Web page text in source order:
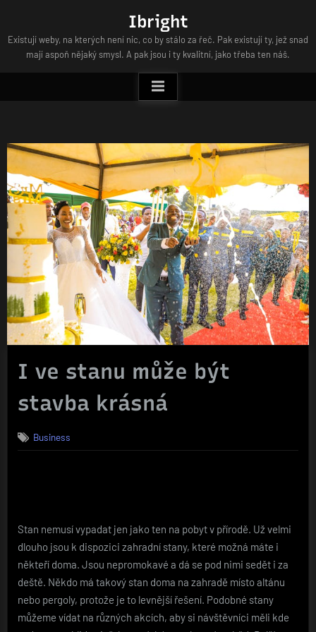
content
Ibright
Existují weby, na kterých není nic, co by stálo za řeč. Pak existují ty, jež snad
mají aspoň nějaký smysl. A pak jsou i ty kvalitní, jako třeba ten náš.
I ve stanu může být
stavba krásná
Business
Stan nemusí vypadat jen jako ten na pobyt v přírodě. Už velmi
dlouho jsou k dispozici zahradní stany, které možná máte i
někteří doma. Jsou nepromokavé a dá se pod nimi sedět i za
deště. Někdo má takový stan doma na zahradě místo altánu
nebo pergoly, protože je to levnější řešení. Podobné stany
můžeme vídat na různých akcích, aby si návštěvníci měli kde